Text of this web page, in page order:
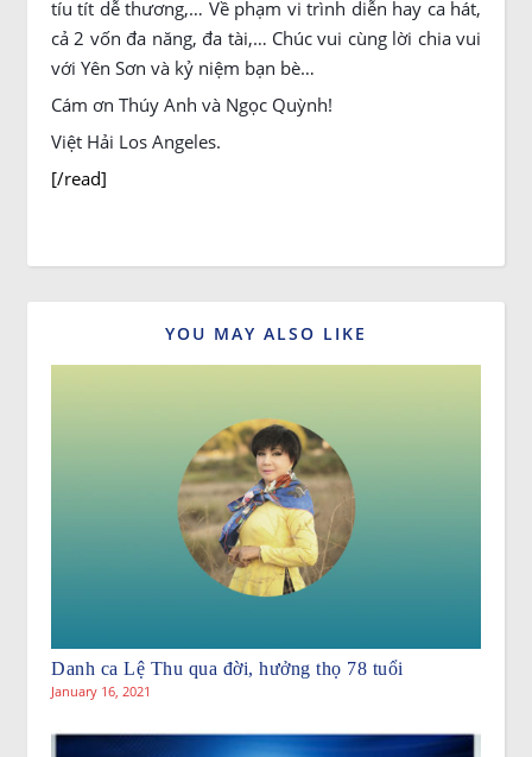
tíu tít dễ thương,… Về phạm vi trình diễn hay ca hát,
cả 2 vốn đa năng, đa tài,… Chúc vui cùng lời chia vui
với Yên Sơn và kỷ niệm bạn bè…
Cám ơn Thúy Anh và Ngọc Quỳnh!
Việt Hải Los Angeles.
[/read]
YOU MAY ALSO LIKE
Danh ca Lệ Thu qua đời, hưởng thọ 78 tuổi
January 16, 2021